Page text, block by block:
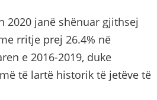
2020 janë shënuar gjithsej
rritje prej 26.4% në
e 2016-2019, duke
të lartë historik të jetëve të